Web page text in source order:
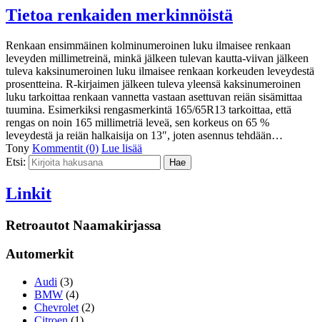
Tietoa renkaiden merkinnöistä
Renkaan ensimmäinen kolminumeroinen luku ilmaisee renkaan
leveyden millimetreinä, minkä jälkeen tulevan kautta-viivan jälkeen
tuleva kaksinumeroinen luku ilmaisee renkaan korkeuden leveydestä
prosentteina. R-kirjaimen jälkeen tuleva yleensä kaksinumeroinen
luku tarkoittaa renkaan vannetta vastaan asettuvan reiän sisämittaa
tuumina. Esimerkiksi rengasmerkintä 165/65R13 tarkoittaa, että
rengas on noin 165 millimetriä leveä, sen korkeus on 65 %
leveydestä ja reiän halkaisija on 13″, joten asennus tehdään…
Tony Kommentit (0) Lue lisää
Etsi:
Linkit
Retroautot Naamakirjassa
Automerkit
Audi (3)
BMW (4)
Chevrolet (2)